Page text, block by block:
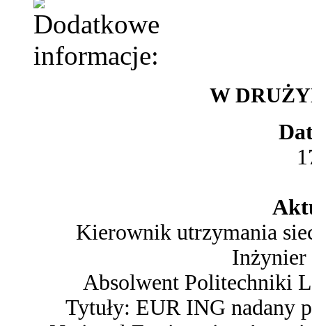
W
Kierownik utrzymania
Inżynier
Absolwent Politechniki
Tytuły: EUR ING nadany